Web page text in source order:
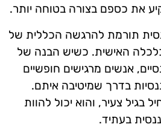
את כספם בצורה בטוחה יותר.
תורמת להרגשה הכללית של
האישית. כשיש הבנה של
אנשים מרגישים חופשיים
בדרך שמיטיבה איתם.
בגיל צעיר, והוא יכול להוות
בעתיד.